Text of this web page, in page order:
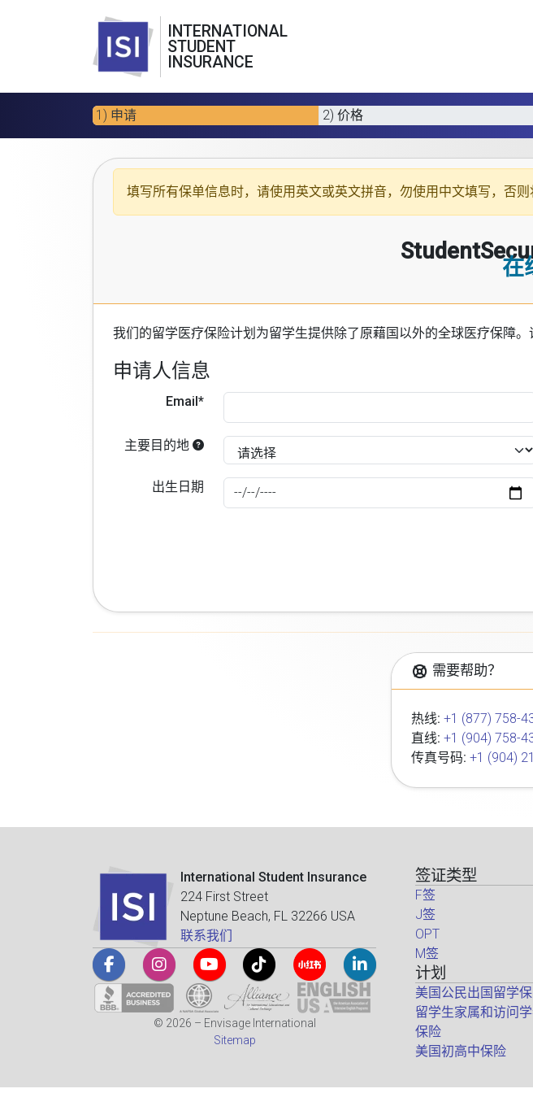
INTERNATIONAL
STUDENT
INSURANCE
1) 申请 2) 价格
填写所有保单信息时，请使用 英文或英文拼音，勿使用中文填写，否
在
我们的留学医疗保险计划 为留学生提供除了原藉国以外的全球医疗保障
申请人信息
Email*
主要目的地
出生日期
需要帮助？
热线: +1 (877) 758-
直线: +1 (904) 758-
传真号码: +1 (904)
International Student Insurance
224 First Street
Neptune Beach, FL 32266 USA
联系我们
© 2026 – Envisage International
Sitemap
签证类型
F签
J签
OPT
M签
计划
美国公民出国留学
留学生家属和访问
保险
美国初高中保险